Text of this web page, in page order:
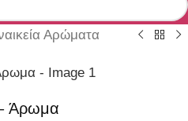
Αρώματα
Άρωμα